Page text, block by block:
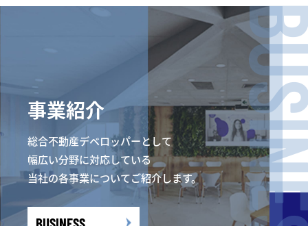
事業紹介
総合不動産デベロッパーとして
幅広い分野に対応している
当社の各事業についてご紹介します。